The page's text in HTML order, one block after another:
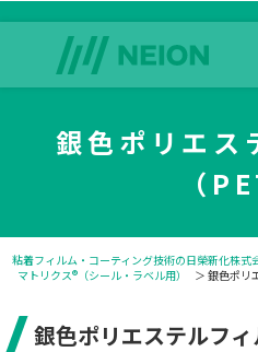
銀色ポリエス
（
粘着フィルム・コーティング技術の日榮新化株式
マトリクス®（シール・ラベル用）
＞ 銀色ポリ
銀色ポリエステルフィ